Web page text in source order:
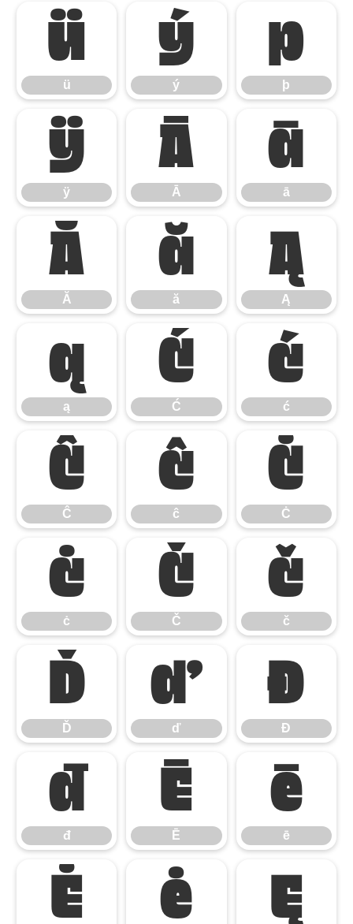
ü
ü
ý
ý
þ
þ
ÿ
ÿ
Ā
Ā
ā
ā
Ă
Ă
ă
ă
Ą
Ą
ą
ą
Ć
Ć
ć
ć
Ĉ
Ĉ
ĉ
ĉ
Ċ
Ċ
ċ
ċ
Č
Č
č
č
Ď
Ď
ď
ď
Đ
Đ
đ
đ
Ē
Ē
ē
ē
Ė ė Ę